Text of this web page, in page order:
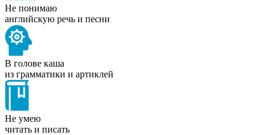
Не понимаю
английскую речь и песни
В голове каша
из грамматики и артиклей
Не умею
читать и писать